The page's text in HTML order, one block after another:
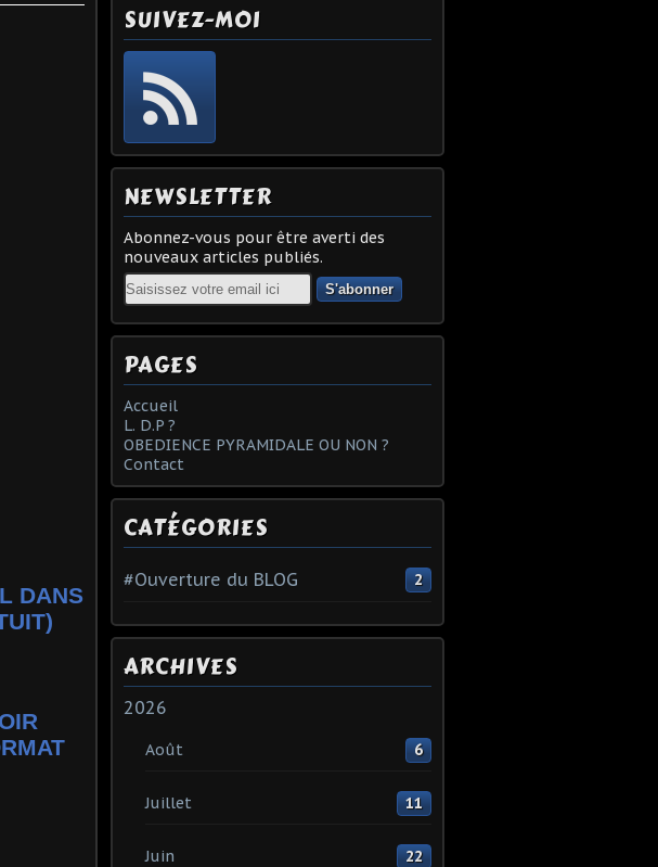
DANS
SUIVEZ-MOI
NEWSLETTER
Abonnez-vous pour être averti des
nouveaux articles publiés.
Email
PAGES
Accueil
L. D.P ?
OBEDIENCE PYRAMIDALE OU NON ?
Contact
CATÉGORIES
#Ouverture du BLOG 2
ARCHIVES
2026
Août 6
Juillet 11
Juin 22